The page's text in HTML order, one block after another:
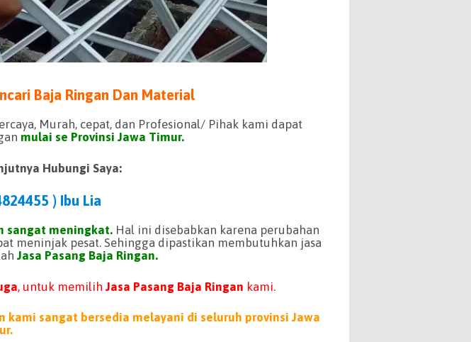
Baja Ringan Dan Material
Murah, cepat, dan Profesional/ Pihak kami dapat
mulai se Provinsi Jawa Timur.
Hubungi Saya:
) Ibu Lia
sangat meningkat. Hal ini disebabkan karena perubahan
meninjak pesat. Sehingga dipastikan membutuhkan jasa
Jasa Pasang Baja Ringan.
, untuk memilih Jasa Pasang Baja Ringan kami.
kami sangat bersedia melayani di seluruh provinsi Jawa